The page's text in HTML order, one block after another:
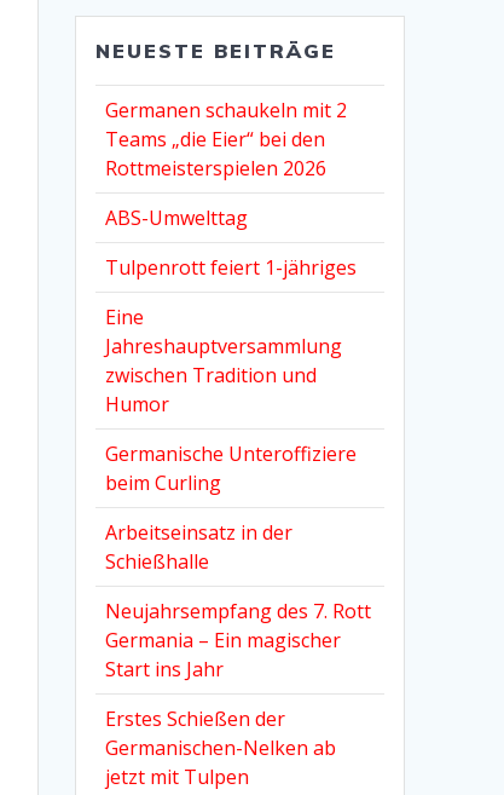
NEUESTE BEITRÄGE
Germanen schaukeln mit 2
Teams „die Eier“ bei den
Rottmeisterspielen 2026
ABS-Umwelttag
Tulpenrott feiert 1-jähriges
Eine
Jahreshauptversammlung
zwischen Tradition und
Humor
Germanische Unteroffiziere
beim Curling
Arbeitseinsatz in der
Schießhalle
Neujahrsempfang des 7. Rott
Germania – Ein magischer
Start ins Jahr
Erstes Schießen der
Germanischen-Nelken ab
jetzt mit Tulpen